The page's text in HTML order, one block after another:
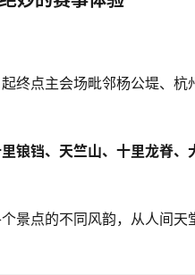
终点主会场毗邻杨公堤、
锒铛、天竺山、十里龙脊
景点的不同风韵，从人间